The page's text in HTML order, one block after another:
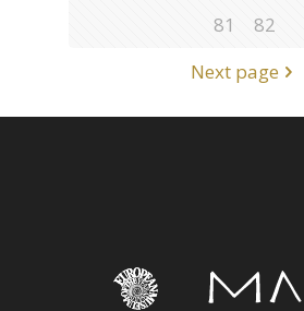
81
82
Next page